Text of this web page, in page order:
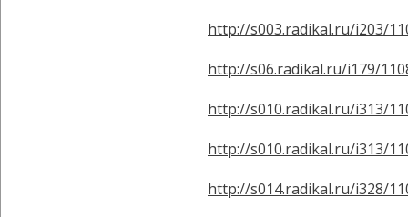
http://s003.radikal.ru/i203/
http://s06.radikal.ru/i179/
http://s010.radikal.ru/i313/
http://s010.radikal.ru/i313/
http://s014.radikal.ru/i328/